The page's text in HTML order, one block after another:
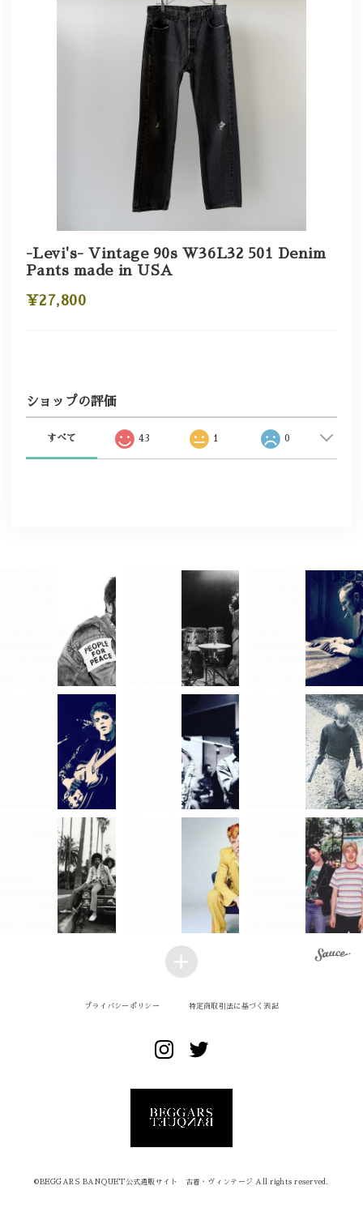
-Levi's- Vintage 90s W36L32 501 Denim
Pants made in USA
¥27,800
ショップの評価
すべて 43 1 0
プライバシーポリシー 特定商取引法に基づく表記
©︎BEGGARS BANQUET公式通販サイト 古着・ヴィンテージ All rights reserved.